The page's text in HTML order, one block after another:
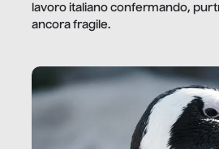
lavoro italiano confermando,
ancora fragile.